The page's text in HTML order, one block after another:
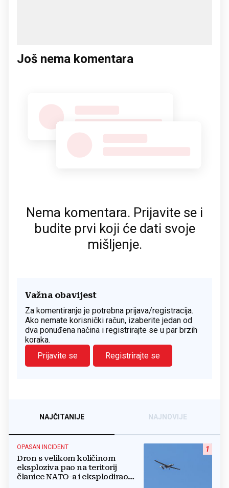
Još nema komentara
Nema komentara. Prijavite se i
budite prvi koji će dati svoje
mišljenje.
Važna obavijest
Za komentiranje je potrebna prijava/registracija.
Ako nemate korisnički račun, izaberite jedan od
dva ponuđena načina i registrirajte se u par brzih
koraka.
Prijavite se
Registrirajte se
NAJČITANIJE NAJNOVIJE
1
OPASAN INCIDENT
Dron s velikom količinom
eksploziva pao na teritorij
članice NATO-a i eksplodirao